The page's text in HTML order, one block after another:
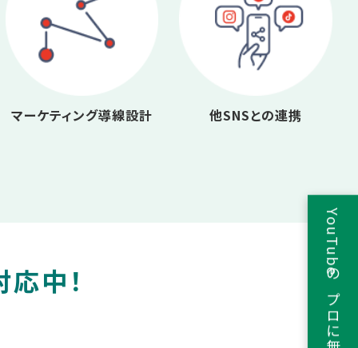
マーケティング導線設計 他SNSとの連携
中！ YouTubeのプロに無料相談